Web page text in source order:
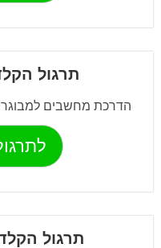
תרגול
הדרכת מחשבים
תרגול